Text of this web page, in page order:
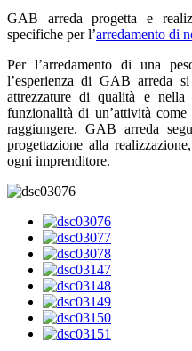
GAB arreda progetta e
specifiche per l’arredamento di
Per l’arredamento di una
l’esperienza di GAB arreda
attrezzature di qualità e
funzionalità di un’attività
raggiungere. GAB arreda
progettazione alla
ogni imprenditore.